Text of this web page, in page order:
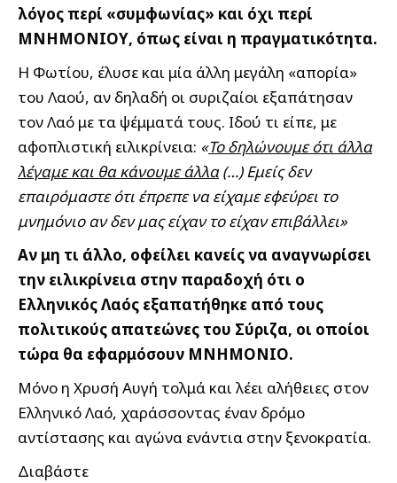
λόγος περί «συμφωνίας» και όχι περί
ΜΝΗΜΟΝΙΟΥ, όπως είναι η πραγματικότητα.
Η Φωτίου, έλυσε και μία άλλη μεγάλη «απορία»
του Λαού, αν δηλαδή οι συριζαίοι εξαπάτησαν
τον Λαό με τα ψέμματά τους. Ιδού τι είπε, με
αφοπλιστική ειλικρίνεια: «Το δηλώνουμε ότι άλλα
λέγαμε και θα κάνουμε άλλα(…) Εμείς δεν
επαιρόμαστε ότι έπρεπε να είχαμε εφεύρει το
μνημόνιο αν δεν μας είχαν το είχαν επιβάλλει»
Αν μη τι άλλο, οφείλει κανείς να αναγνωρίσει
την ειλικρίνεια στην παραδοχή ότι ο
Ελληνικός Λαός εξαπατήθηκε από τους
πολιτικούς απατεώνες του Σύριζα, οι οποίοι
τώρα θα εφαρμόσουν ΜΝΗΜΟΝΙΟ.
Μόνο η Χρυσή Αυγή τολμά και λέει αλήθειες στον
Ελληνικό Λαό, χαράσσοντας έναν δρόμο
αντίστασης και αγώνα ενάντια στην ξενοκρατία.
Διαβάστε